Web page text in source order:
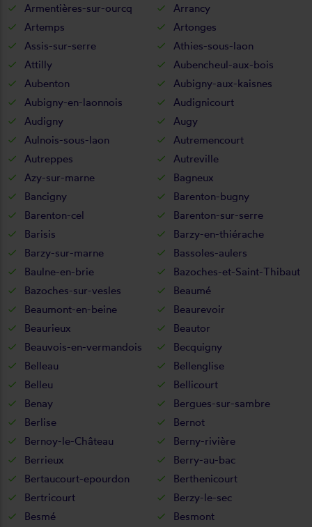
Armentières-sur-ourcq
Arrancy
Artemps
Artonges
Assis-sur-serre
Athies-sous-laon
Attilly
Aubencheul-aux-bois
Aubenton
Aubigny-aux-kaisnes
Aubigny-en-laonnois
Audignicourt
Audigny
Augy
Aulnois-sous-laon
Autremencourt
Autreppes
Autreville
Azy-sur-marne
Bagneux
Bancigny
Barenton-bugny
Barenton-cel
Barenton-sur-serre
Barisis
Barzy-en-thiérache
Barzy-sur-marne
Bassoles-aulers
Baulne-en-brie
Bazoches-et-Saint-Thibaut
Bazoches-sur-vesles
Beaumé
Beaumont-en-beine
Beaurevoir
Beaurieux
Beautor
Beauvois-en-vermandois
Becquigny
Belleau
Bellenglise
Belleu
Bellicourt
Benay
Bergues-sur-sambre
Berlise
Bernot
Bernoy-le-Château
Berny-rivière
Berrieux
Berry-au-bac
Bertaucourt-epourdon
Berthenicourt
Bertricourt
Berzy-le-sec
Besmé
Besmont